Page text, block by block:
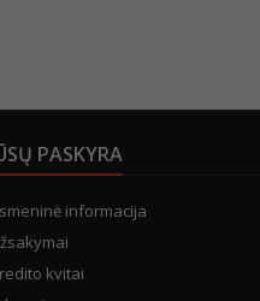
PASKYRA
informacija
kvitai